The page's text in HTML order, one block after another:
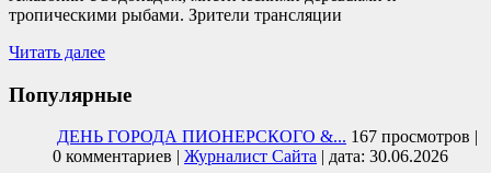
тропическими рыбами. Зрители трансляции
Читать далее
Популярные
ДЕНЬ ГОРОДА ПИОНЕРСКОГО &... 167 просмотров
0 комментариев
Журналист Сайта дата: 30.06.2026